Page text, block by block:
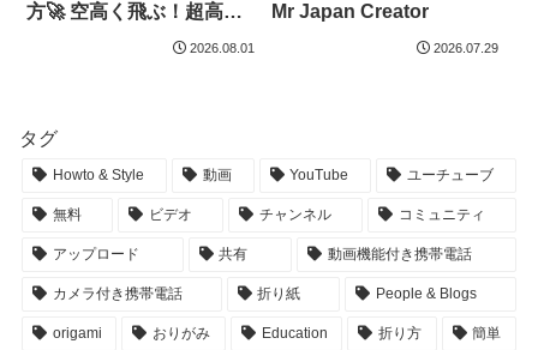
方🚀 空高く飛ぶ！超高速
2026.08.01
Mr Japan Creator
2026.07.29
タグ
Howto & Style 動画 YouTube ユーチューブ
無料 ビデオ チャンネル コミュニティ
アップロード 共有 動画機能付き携帯電話
カメラ付き携帯電話 折り紙 People & Blogs
origami おりがみ Education 折り方 簡単